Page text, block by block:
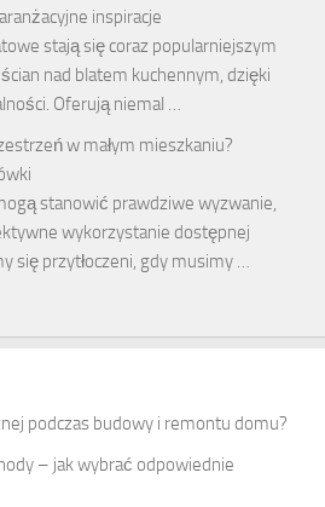
inspiracje
stają się coraz popularniejszym
nad blatem kuchennym, dzięki
Oferują niemal …
w małym mieszkaniu?
stanowić prawdziwe wyzwanie,
wykorzystanie dostępnej
się przytłoczeni, gdy musimy …
podczas budowy i remontu domu?
– jak wybrać odpowiednie